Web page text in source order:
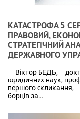
КАТАСТРОФА 5
ПРАВОВИЙ,
СТРАТЕГІЧНИЙ
ДЕРЖАВНОГО
Віктор БЕДЬ,
юридичних наук,
першого скликання,
борців за...